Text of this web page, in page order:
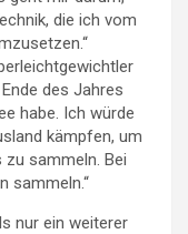
die ich vom
des Jahres
habe. Ich würde
kämpfen, um
sammeln. Bei
sammeln.“
nur ein weiterer